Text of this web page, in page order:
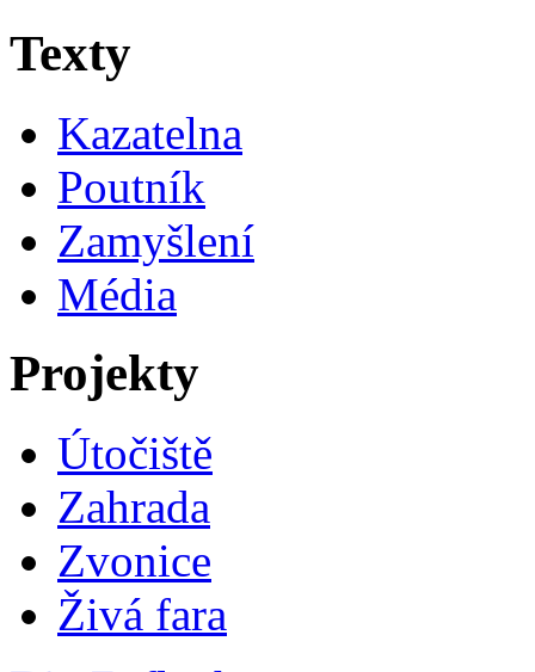
Texty
Kazatelna
Poutník
Zamyšlení
Média
Projekty
Útočiště
Zahrada
Zvonice
Živá fara